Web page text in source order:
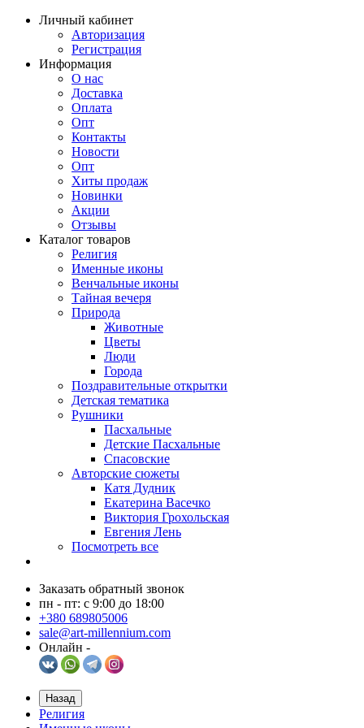
Личный кабинет
Авторизация
Регистрация
Информация
О нас
Доставка
Оплата
Опт
Контакты
Новости
Опт
Хиты продаж
Новинки
Акции
Отзывы
Каталог товаров
Религия
Именные иконы
Венчальные иконы
Тайная вечеря
Природа
Животные
Цветы
Люди
Города
Поздравительные открытки
Детская тематика
Рушники
Пасхальные
Детские Пасхальные
Спасовские
Авторские сюжеты
Катя Дудник
Екатерина Васечко
Виктория Грохольская
Евгения Лень
Посмотреть все
Заказать обратный звонок
пн - пт: с 9:00 до 18:00
+380 689805006
sale@art-millennium.com
Онлайн -
Назад
Религия